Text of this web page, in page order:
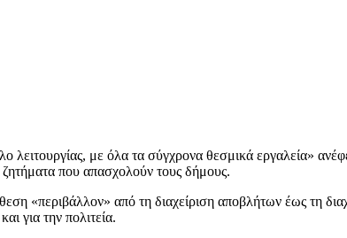
λειτουργίας, με όλα τα σύγχρονα θεσμικά εργαλεία»
που απασχολούν τους δήμους.
«περιβάλλον» από τη διαχείριση αποβλήτων έως τη
για την πολιτεία.